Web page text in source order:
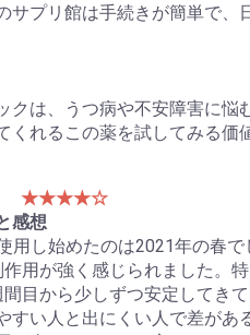
サプリ館は手続きが簡単で
クは、うつ病や不安障害に悩
くれるこの薬を試してみる
★★★★☆
感想
用し始めたのは2021年の春
用が強く感じられました。
目から少しずつ安定してき
すい人と出にくい人で差が